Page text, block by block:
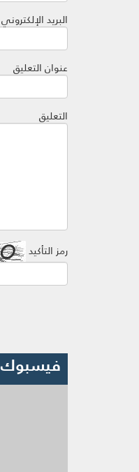
البريد الإلكتروني
عنوان التعليق
التعليق
رمز التأكيد
فيسبوك